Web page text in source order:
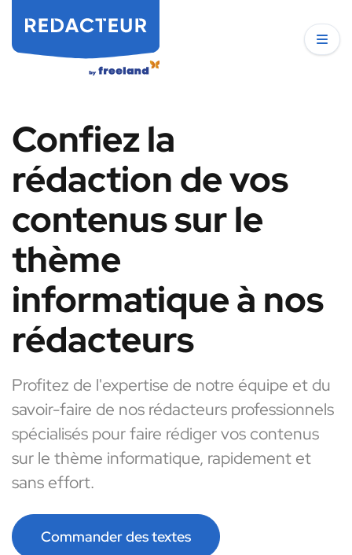
Confiez la
rédaction de vos
contenus sur le
thème
informatique à nos
rédacteurs
Profitez de l'expertise de notre équipe et du
savoir-faire de nos rédacteurs professionnels
spécialisés pour faire rédiger vos contenus
sur le thème informatique, rapidement et
sans effort.
Commander des textes